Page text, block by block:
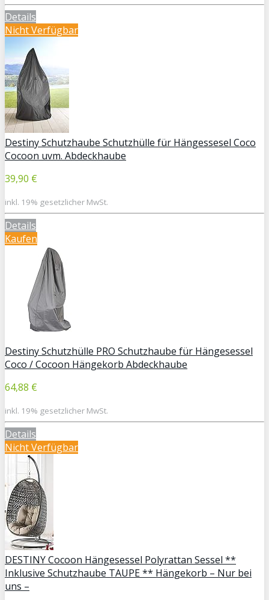
Details
Nicht Verfügbar
Destiny Schutzhaube Schutzhülle für Hängessesel Coco
Cocoon uvm. Abdeckhaube
39,90 €
inkl. 19% gesetzlicher MwSt.
Details
Kaufen
Destiny Schutzhülle PRO Schutzhaube für Hängesessel
Coco / Cocoon Hängekorb Abdeckhaube
64,88 €
inkl. 19% gesetzlicher MwSt.
Details
Nicht Verfügbar
DESTINY Cocoon Hängesessel Polyrattan Sessel **
Inklusive Schutzhaube TAUPE ** Hängekorb – Nur bei
uns –